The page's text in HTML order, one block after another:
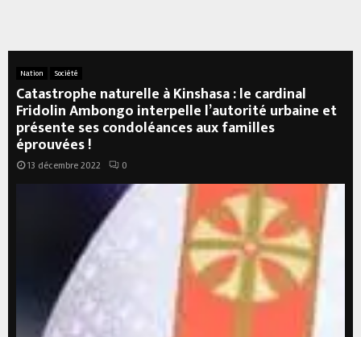
Nation Société
Catastrophe naturelle à Kinshasa : le cardinal
Fridolin Ambongo interpelle l’autorité urbaine et
présente ses condoléances aux familles
éprouvées !
13 décembre 2022 0